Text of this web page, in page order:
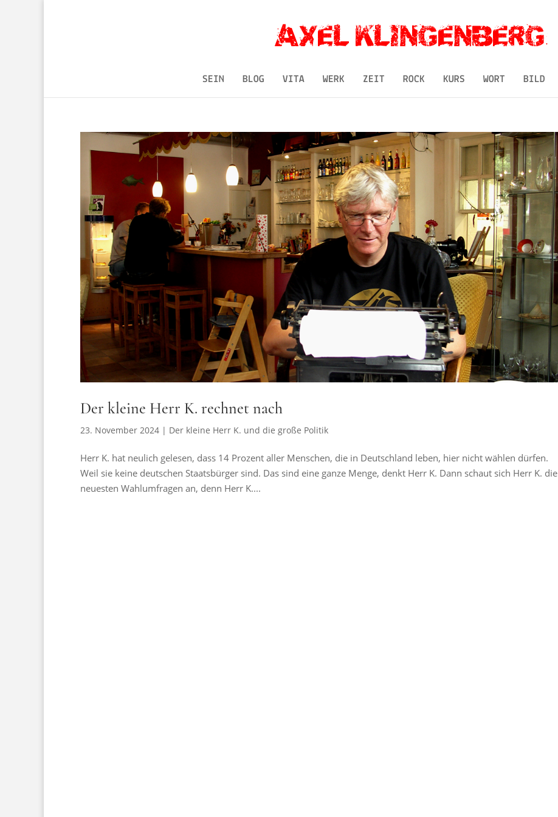
SEIN BLOG VITA WERK ZEIT ROCK KURS WORT BILD
Der kleine Herr K. rechnet nach
23. November 2024 | Der kleine Herr K. und die große Politik
Herr K. hat neulich gelesen, dass 14 Prozent aller Menschen, die in Deutschland leben, hier nicht wählen dürfen.
Weil sie keine deutschen Staatsbürger sind. Das sind eine ganze Menge, denkt Herr K. Dann schaut sich Herr K. die
neuesten Wahlumfragen an, denn Herr K....